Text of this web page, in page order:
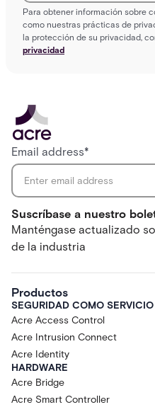
Para obtener información sobre
como nuestras prácticas de
la protección de su privacidad,
privacidad
Suscríbase a nuestro
Manténgase actualizado
de la industria
Email address*
Productos
SEGURIDAD COMO SERVICIO
Acre Access Control
Acre Intrusion Connect
Acre Identity
HARDWARE
Acre Bridge
Acre Smart Controller